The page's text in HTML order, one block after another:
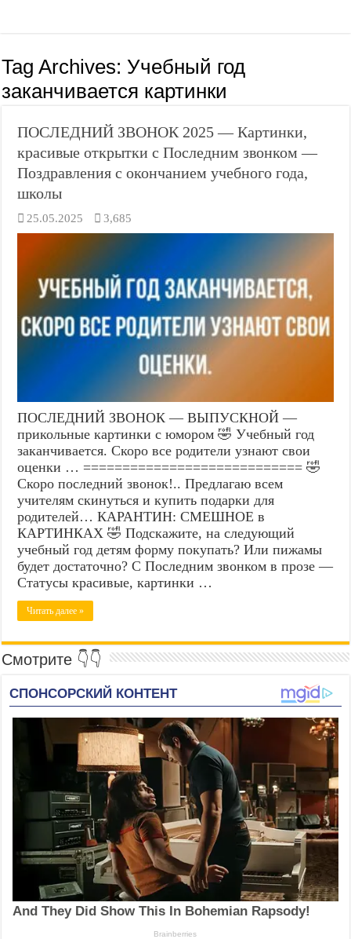
Tag Archives: Учебный год
заканчивается картинки
ПОСЛЕДНИЙ ЗВОНОК 2025 — Картинки,
красивые открытки с Последним звонком —
Поздравления с окончанием учебного года,
школы
25.05.2025 3,685
ПОСЛЕДНИЙ ЗВОНОК — ВЫПУСКНОЙ —
прикольные картинки с юмором 🤣 Учебный год
заканчивается. Скоро все родители узнают свои
оценки … ============================ 🤣
Скоро последний звонок!.. Предлагаю всем
учителям скинуться и купить подарки для
родителей… КАРАНТИН: СМЕШНОЕ в
КАРТИНКАХ 🤣 Подскажите, на следующий
учебный год детям форму покупать? Или пижамы
будет достаточно? С Последним звонком в прозе —
Статусы красивые, картинки …
Читать далее »
Смотрите 👇👇